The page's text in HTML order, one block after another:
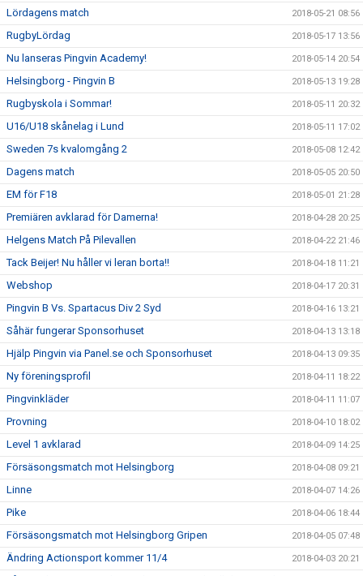
Lördagens match 2018-05-21 08:56
RugbyLördag 2018-05-17 13:56
Nu lanseras Pingvin Academy! 2018-05-14 20:54
Helsingborg - Pingvin B 2018-05-13 19:28
Rugbyskola i Sommar! 2018-05-11 20:32
U16/U18 skånelag i Lund 2018-05-11 17:02
Sweden 7s kvalomgång 2 2018-05-08 12:42
Dagens match 2018-05-05 20:50
EM för F18 2018-05-01 21:28
Premiären avklarad för Damerna! 2018-04-28 20:25
Helgens Match På Pilevallen 2018-04-22 21:46
Tack Beijer! Nu håller vi leran borta!! 2018-04-18 11:21
Webshop 2018-04-17 20:31
Pingvin B Vs. Spartacus Div 2 Syd 2018-04-16 13:21
Såhär fungerar Sponsorhuset 2018-04-13 13:18
Hjälp Pingvin via Panel.se och Sponsorhuset 2018-04-13 09:35
Ny föreningsprofil 2018-04-11 18:22
Pingvinkläder 2018-04-11 11:07
Provning 2018-04-10 18:02
Level 1 avklarad 2018-04-09 14:25
Försäsongsmatch mot Helsingborg 2018-04-08 09:21
Linne 2018-04-07 14:26
Pike 2018-04-06 18:44
Försäsongsmatch mot Helsingborg Gripen 2018-04-05 07:48
Ändring Actionsport kommer 11/4 2018-04-03 20:21